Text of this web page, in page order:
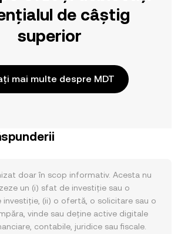
de câștig
superior
mai multe despre MDT
doar în scop informativ. Acesta nu
un (i) sfat de investiție sau o
investiție, (ii) o ofertă, o solicitare sau o
vinde sau deține active digitale
contabile, juridice sau fiscale.